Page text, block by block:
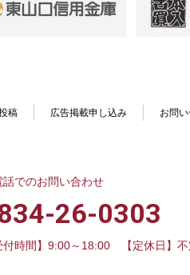
稿 広告掲載申し込み お問
話でのお問い合わせ
26-0303
付時間】9:00～18:00 【定休日】